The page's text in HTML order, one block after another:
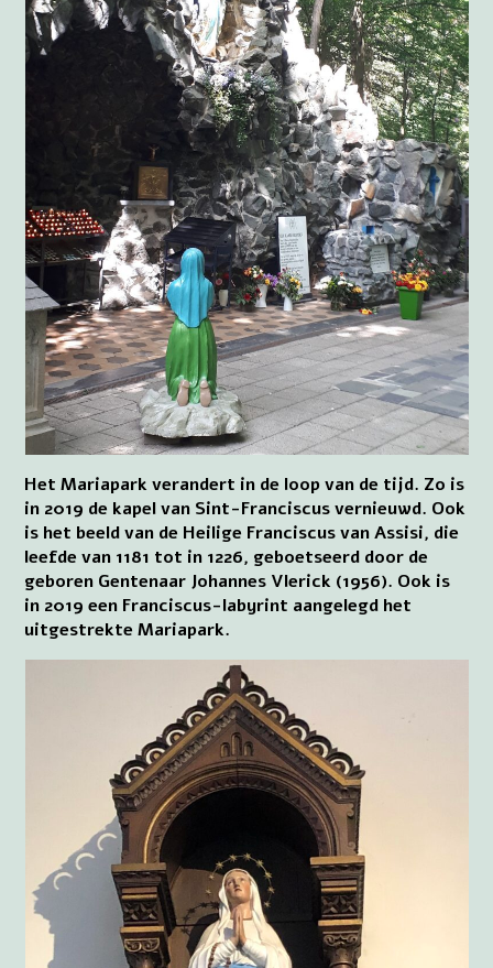
Het Mariapark verandert in de loop van de tijd. Zo is
in 2019 de kapel van Sint-Franciscus vernieuwd. Ook
is het beeld van de Heilige Franciscus van Assisi, die
leefde van 1181 tot in 1226, geboetseerd door de
geboren Gentenaar Johannes Vlerick (1956). Ook is
in 2019 een Franciscus-labyrint aangelegd het
uitgestrekte Mariapark.